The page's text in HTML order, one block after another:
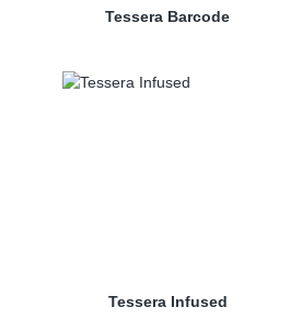
Tessera Barcode
Tessera Infused